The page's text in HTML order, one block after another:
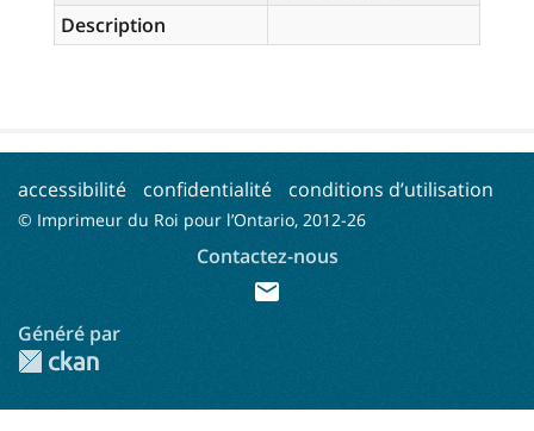
Description
accessibilité confidentialité conditions d’utilisation
© Imprimeur du Roi pour l’Ontario, 2012-26
Contactez-nous
mail
Généré par